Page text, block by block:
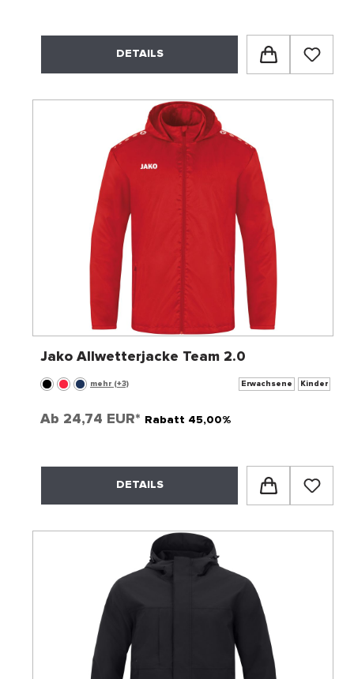
DETAILS
Jako Allwetterjacke Team 2.0
mehr (+3) Erwachsene Kinder
Ab 24,74 EUR* Rabatt 45,00%
DETAILS